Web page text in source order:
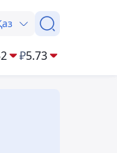
₽5.73